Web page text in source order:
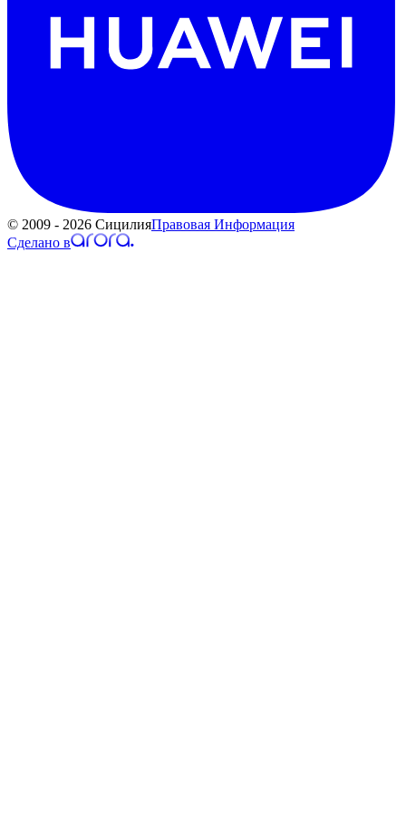
© 2009 - 2026 СицилияПравовая Информация
Сделано в